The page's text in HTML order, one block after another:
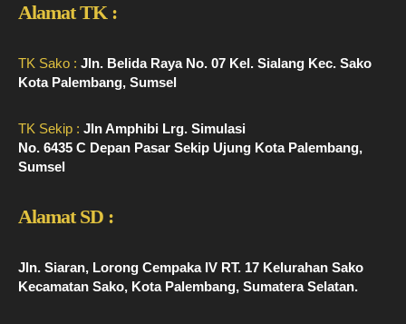
Alamat TK :
TK Sako : Jln. Belida Raya No. 07 Kel. Sialang Kec. Sako
Kota Palembang, Sumsel
TK Sekip : Jln Amphibi Lrg. Simulasi
No. 6435 C Depan Pasar Sekip Ujung Kota Palembang,
Sumsel
Alamat SD :
Jln. Siaran, Lorong Cempaka IV RT. 17 Kelurahan Sako
Kecamatan Sako, Kota Palembang, Sumatera Selatan.